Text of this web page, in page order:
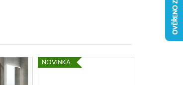
NOVINKA